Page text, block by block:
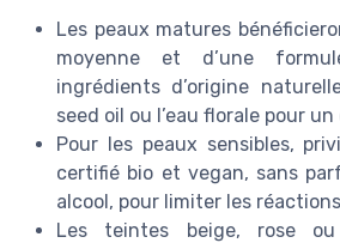
Les peaux matures
moyenne et d’une
ingrédients d’origine
seed oil ou l’eau florale pour
Pour les peaux sensibles,
certifié bio et vegan, sans
alcool, pour limiter les
Les teintes beige, rose